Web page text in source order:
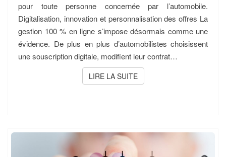
pour toute personne concernée par l’automobile.
Digitalisation, innovation et personnalisation des offres La
gestion 100 % en ligne s’impose désormais comme une
évidence. De plus en plus d’automobilistes choisissent
une souscription digitale, modifient leur contrat…
LIRE LA SUITELIRE LA SUITE